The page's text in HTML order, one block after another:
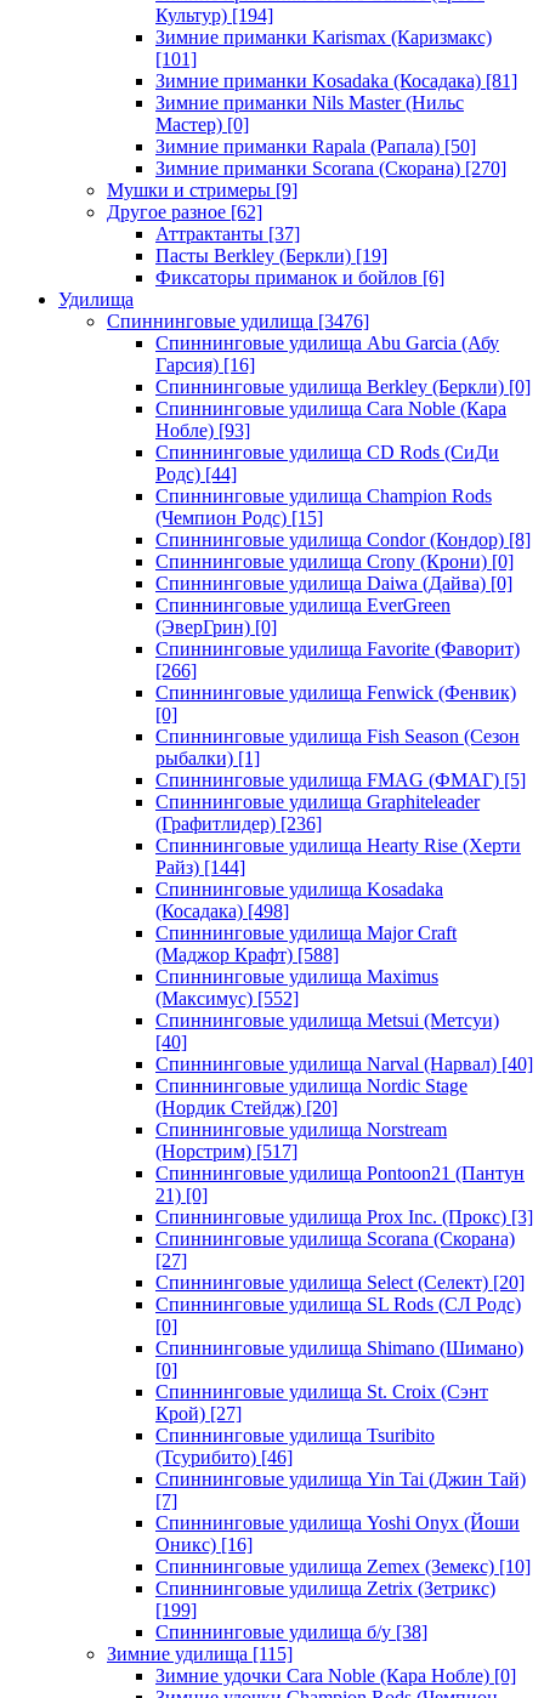
Культур) [194]
Зимние приманки Karismax (Каризмакс)
[101]
Зимние приманки Kosadaka (Косадака) [81]
Зимние приманки Nils Master (Нильс
Мастер) [0]
Зимние приманки Rapala (Рапала) [50]
Зимние приманки Scorana (Скорана) [270]
Мушки и стримеры [9]
Другое разное [62]
Аттрактанты [37]
Пасты Berkley (Беркли) [19]
Фиксаторы приманок и бойлов [6]
Удилища
Спиннинговые удилища [3476]
Спиннинговые удилища Abu Garcia (Абу
Гарсия) [16]
Спиннинговые удилища Berkley (Беркли) [0]
Спиннинговые удилища Cara Noble (Кара
Нобле) [93]
Спиннинговые удилища CD Rods (СиДи
Родс) [44]
Спиннинговые удилища Champion Rods
(Чемпион Родс) [15]
Спиннинговые удилища Condor (Кондор) [8]
Спиннинговые удилища Crony (Крони) [0]
Спиннинговые удилища Daiwa (Дайва) [0]
Спиннинговые удилища EverGreen
(ЭверГрин) [0]
Спиннинговые удилища Favorite (Фаворит)
[266]
Спиннинговые удилища Fenwick (Фенвик)
[0]
Спиннинговые удилища Fish Season (Сезон
рыбалки) [1]
Спиннинговые удилища FMAG (ФМАГ) [5]
Спиннинговые удилища Graphiteleader
(Графитлидер) [236]
Спиннинговые удилища Hearty Rise (Херти
Райз) [144]
Спиннинговые удилища Kosadaka
(Косадака) [498]
Спиннинговые удилища Major Craft
(Маджор Крафт) [588]
Спиннинговые удилища Maximus
(Максимус) [552]
Спиннинговые удилища Metsui (Метсуи)
[40]
Спиннинговые удилища Narval (Нарвал) [40]
Спиннинговые удилища Nordic Stage
(Нордик Стейдж) [20]
Спиннинговые удилища Norstream
(Норстрим) [517]
Спиннинговые удилища Pontoon21 (Пантун
21) [0]
Спиннинговые удилища Prox Inc. (Прокс) [3]
Спиннинговые удилища Scorana (Скорана)
[27]
Спиннинговые удилища Select (Селект) [20]
Спиннинговые удилища SL Rods (СЛ Родс)
[0]
Спиннинговые удилища Shimano (Шимано)
[0]
Спиннинговые удилища St. Croix (Сэнт
Крой) [27]
Спиннинговые удилища Tsuribito
(Тсурибито) [46]
Спиннинговые удилища Yin Tai (Джин Тай)
[7]
Спиннинговые удилища Yoshi Onyx (Йоши
Оникс) [16]
Спиннинговые удилища Zemex (Земекс) [10]
Спиннинговые удилища Zetrix (Зетрикс)
[199]
Спиннинговые удилища б/у [38]
Зимние удилища [115]
Зимние удочки Cara Noble (Кара Нобле) [0]